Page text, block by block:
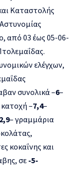
Καταστολής
από 03 έως 05-06-
ελέγχων,
συνολικά –6–
–7,4–
2,9– γραμμάρια
κοκαΐνης και
σε -5-